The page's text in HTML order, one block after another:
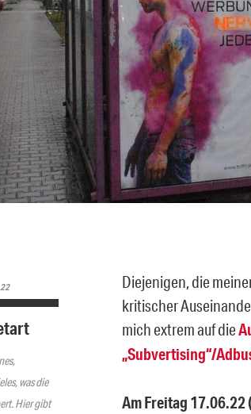
was die
Hier gibt
Diejenigen, die
kritischer
mich extrem auf die
„Subvertising“/
Am Freitag 17.06.22